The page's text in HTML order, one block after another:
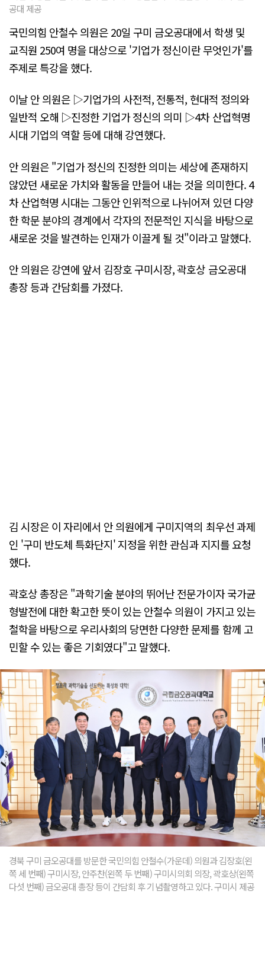
공대 제공
국민의힘 안철수 의원은 20일 구미 금오공대에서 학생 및
교직원 250여 명을 대상으로 '기업가 정신이란 무엇인가'를
주제로 특강을 했다.
이날 안 의원은 ▷기업가의 사전적, 전통적, 현대적 정의와
일반적 오해 ▷진정한 기업가 정신의 의미 ▷4차 산업혁명
시대 기업의 역할 등에 대해 강연했다.
안 의원은 "기업가 정신의 진정한 의미는 세상에 존재하지
않았던 새로운 가치와 활동을 만들어 내는 것을 의미한다. 4
차 산업혁명 시대는 그동안 인위적으로 나뉘어져 있던 다양
한 학문 분야의 경계에서 각자의 전문적인 지식을 바탕으로
새로운 것을 발견하는 인재가 이끌게 될 것"이라고 말했다.
안 의원은 강연에 앞서 김장호 구미시장, 곽호상 금오공대
총장 등과 간담회를 가졌다.
김 시장은 이 자리에서 안 의원에게 구미지역의 최우선 과제
인 '구미 반도체 특화단지' 지정을 위한 관심과 지지를 요청
했다.
곽호상 총장은 "과학기술 분야의 뛰어난 전문가이자 국가균
형발전에 대한 확고한 뜻이 있는 안철수 의원이 가지고 있는
철학을 바탕으로 우리사회의 당면한 다양한 문제를 함께 고
민할 수 있는 좋은 기회였다"고 말했다.
경북 구미 금오공대를 방문한 국민의힘 안철수(가운데) 의원과 김장호(왼
쪽 세 번째) 구미시장, 안주찬(왼쪽 두 번째) 구미시의회 의장, 곽호상(왼쪽
다섯 번째) 금오공대 총장 등이 간담회 후 기념촬영하고 있다. 구미시 제공